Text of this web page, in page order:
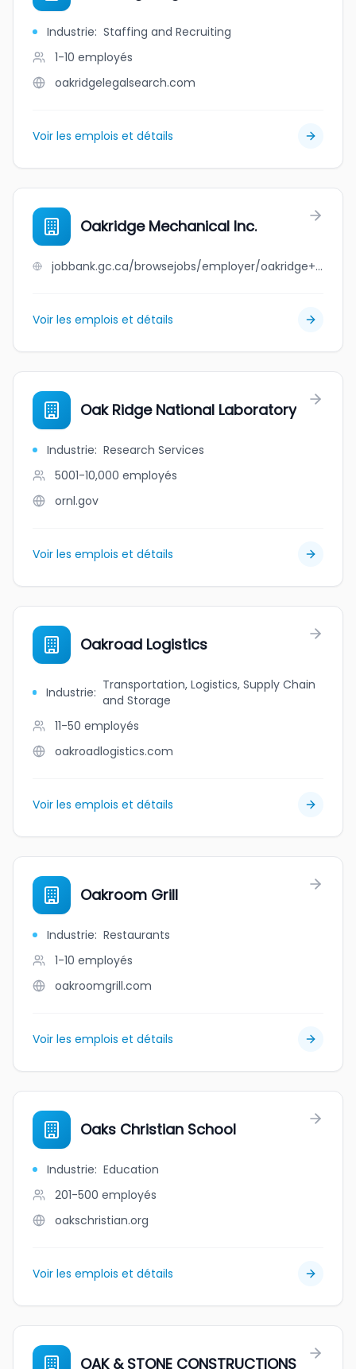
Industrie: Staffing and Recruiting
1-10 employés
oakridgelegalsearch.com
Voir les emplois et détails
Oakridge Mechanical Inc.
jobbank.gc.ca/browsejobs/employer/oakridge+mechanical+inc./ca
Voir les emplois et détails
Oak Ridge National Laboratory
Industrie: Research Services
5001-10,000 employés
ornl.gov
Voir les emplois et détails
Oakroad Logistics
Industrie: Transportation, Logistics, Supply Chain
and Storage
11-50 employés
oakroadlogistics.com
Voir les emplois et détails
Oakroom Grill
Industrie: Restaurants
1-10 employés
oakroomgrill.com
Voir les emplois et détails
Oaks Christian School
Industrie: Education
201-500 employés
oakschristian.org
Voir les emplois et détails
OAK & STONE CONSTRUCTIONS